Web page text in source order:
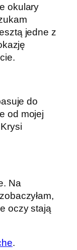
okulary
jedne z
do
od mojej
Na
oczy stają
.